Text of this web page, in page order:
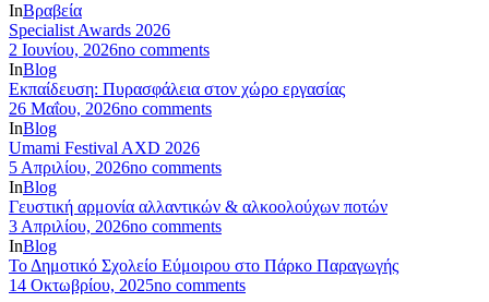
InΒραβεία
Specialist Awards 2026
2 Ιουνίου, 2026no comments
InBlog
Εκπαίδευση: Πυρασφάλεια στον χώρο εργασίας
26 Μαΐου, 2026no comments
InBlog
Umami Festival AXD 2026
5 Απριλίου, 2026no comments
InBlog
Γευστική αρμονία αλλαντικών & αλκοολούχων ποτών
3 Απριλίου, 2026no comments
InBlog
Το Δημοτικό Σχολείο Εύμοιρου στο Πάρκο Παραγωγής
14 Οκτωβρίου, 2025no comments